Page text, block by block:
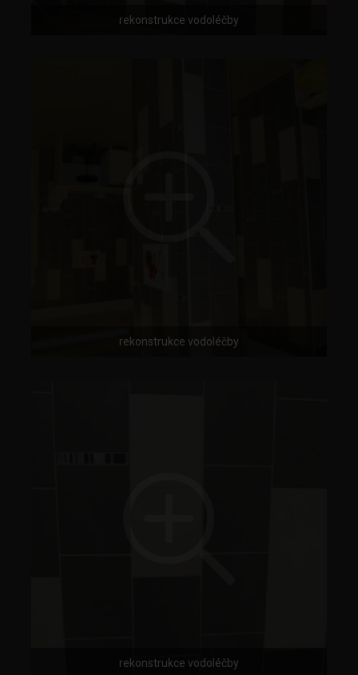
rekonstrukce vodoléčby
rekonstrukce vodoléčby
rekonstrukce vodoléčby